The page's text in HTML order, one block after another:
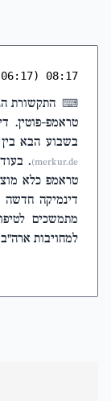
08:17
(06:17)
⌨ התקשורת
טראמפ-פוטין.
בשבוע הבא בין
merkur.de)
.
טראמפ כלא
דינמיקה חדשה
מתמשכים
למחויבות